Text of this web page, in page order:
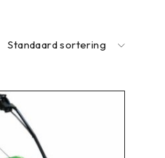
Standaard sortering